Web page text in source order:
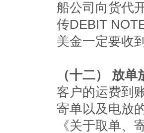
船公司向货代
传DEBIT
美金一定要收
（十二） 放单
客户的运费到
寄单以及电放
《关于取单、